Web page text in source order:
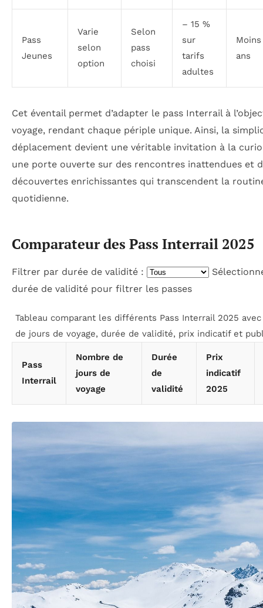
Pass
Jeunes
Varie
selon
option
Selon
pass
choisi
– 15 %
sur
tarifs
adultes
ans
Cet éventail permet d’adapter le pass Interrail à
voyage, rendant chaque périple unique. Ainsi, la
déplacement devient une véritable invitation à la
une porte ouverte sur des rencontres inattendues et
découvertes enrichissantes qui transcendent la
quotidienne.
Comparateur des Pass Interrail 2025
Filtrer par durée de validité :
durée de validité pour filtrer les passes
Tableau comparant les différents Pass Interrail 2025
de jours de voyage, durée de validité, prix indicatif et
Pass
Interrail
Nombre de
jours de
voyage
Durée
de
validité
Prix
indicatif
2025